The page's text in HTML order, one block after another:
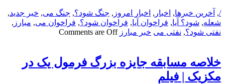
/
, آخرین خبرها, اخبار , اخبار امروز , جنگ شود؟, جنگ می, خبر جدید,
شعله, شود؟ آیا, فراخوان آیا, فراخوان شود؟, فراخوان می, مبارز ,
نفتی شود؟, نفتی می خبر مبارز Comments are Off
خلاصه مسابقه جایزه بزرگ فرمول یک در
مکزیک | فیلم